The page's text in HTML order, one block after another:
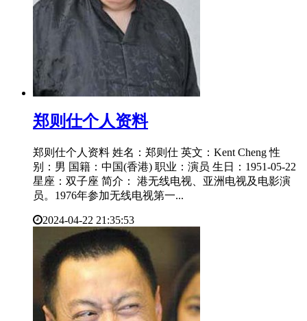
​郑则仕个人资料
郑则仕个人资料 姓名：郑则仕 英文：Kent Cheng 性
别：男 国籍：中国(香港) 职业：演员 生日：1951-05-22
星座：双子座 简介： 港无线电视、亚洲电视及电影演
员。1976年参加无线电视第一...
2024-04-22 21:35:53